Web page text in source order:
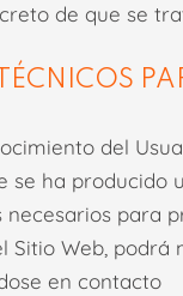
de que se
del
se ha producido
para
Sitio Web, podrá
en contacto